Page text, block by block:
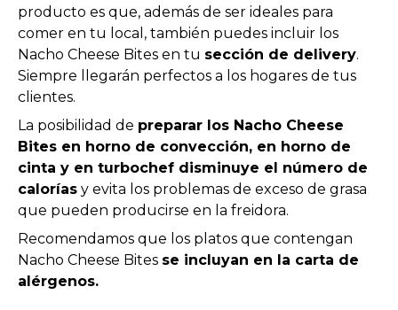
producto es que, además de ser ideales para
comer en tu local, también puedes incluir los
Nacho Cheese Bites en tu sección de delivery.
Siempre llegarán perfectos a los hogares de tus
clientes.
La posibilidad de preparar los Nacho Cheese
Bites en horno de convección, en horno de
cinta y en turbochef disminuye el número de
calorías y evita los problemas de exceso de grasa
que pueden producirse en la freidora.
Recomendamos que los platos que contengan
Nacho Cheese Bites se incluyan en la carta de
alérgenos.